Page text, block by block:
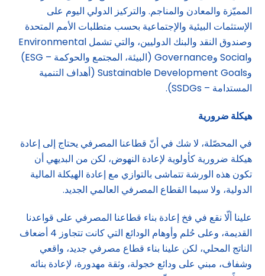
المميّزة والمعادن والمناجم. والتركيز الدولي اليوم على
الإستثمات البيئية والإجتماعية بحسب متطلبات الأمم المتحدة
وصندوق النقد والبنك الدوليين، والتي تشمل Environmental
وSocial وGovernance (البيئة، المجتمع والحوكمة – ESG)
وSustainable Development Goals (أهداف التنمية
المستدامة – SSDGs).
هيكلة ضرورية
في المحصّلة، لا شك في أنّ قطاعنا المصرفي يحتاج إلى إعادة
هيكلة ضرورية كأولوية لإعادة النهوض، لكن من البديهي أن
تكون هذه الورشة تتماشى بالتوازي مع إعادة الهيكلة المالية
الدولية، ولا سيما القطاع المصرفي العالمي الجديد.
علينا ألّا نقع في فخ إعادة بناء قطاعنا المصرفي على قواعدنا
القديمة، وعلى حُلم وأوهام الودائع التي كانت تتجاوز 4 أضعاف
الناتج المحلي، لكن علينا بناء قطاع مصرفي جديد، واقعي
وشفاف، مبني على ودائع خجولة، وثقة مهدورة، لإعادة بنائه